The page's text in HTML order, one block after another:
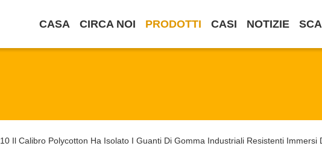
CASA CIRCA NOI PRODOTTI CASI NOTIZIE
10 Il Calibro Polycotton Ha Isolato I Guanti Di Gomma Industriali Resistenti Immersi